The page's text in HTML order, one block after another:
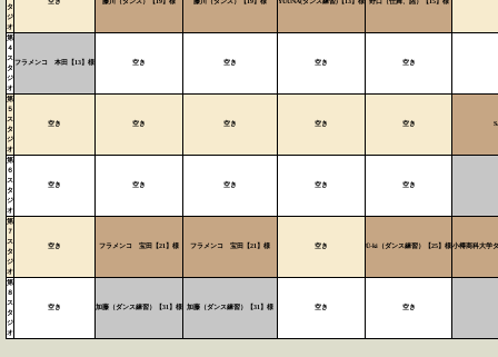
タ
ジ
オ
第
４
ス
タ
ジ
オ
フラメンコ 本田【13】様 空き 空き 空き 空き
第
５
ス
タ
ジ
オ
空き 空き 空き 空き 空き
第
６
ス
タ
ジ
オ
空き 空き 空き 空き 空き
第
７
ス
タ
ジ
オ
空き フラメンコ 宝田【21】様 フラメンコ 宝田【21】様 空き Ü-ki（ダンス練習）【25】様小樽商科大学
第
８
ス
タ
ジ
オ
空き 加藤（ダンス練習）【31】様 加藤（ダンス練習）【31】様 空き 空き